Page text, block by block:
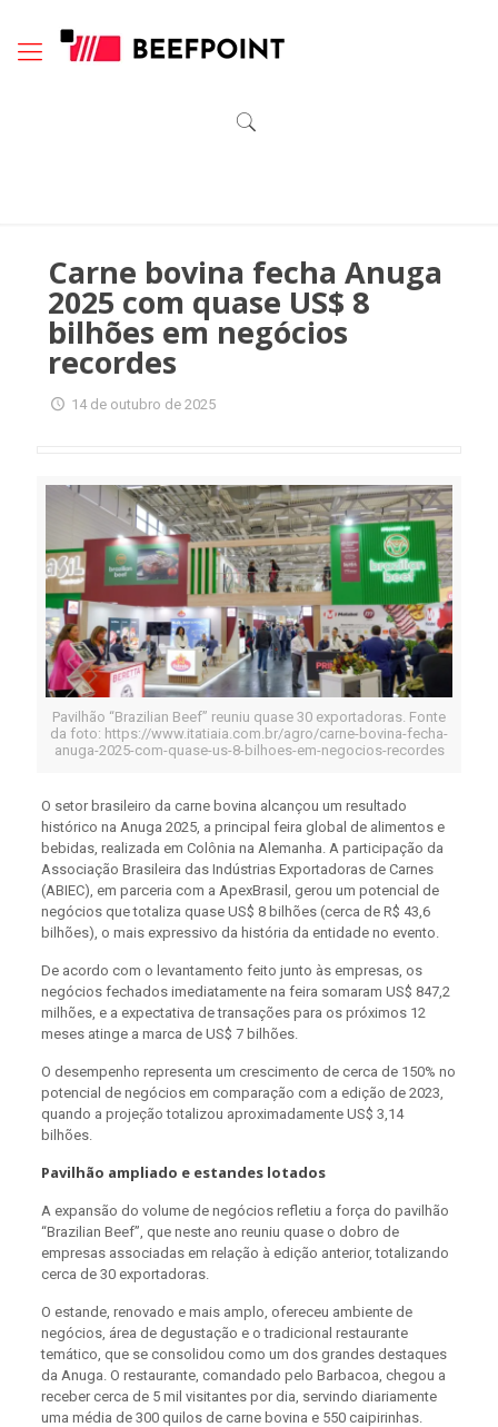
Carne bovina fecha Anuga
2025 com quase US$ 8
bilhões em negócios
recordes
14 de outubro de 2025
Pavilhão “Brazilian Beef” reuniu quase 30 exportadoras. Fonte
da foto: https://www.itatiaia.com.br/agro/carne-bovina-fecha-
anuga-2025-com-quase-us-8-bilhoes-em-negocios-recordes
O setor brasileiro da carne bovina alcançou um resultado
histórico na Anuga 2025, a principal feira global de alimentos e
bebidas, realizada em Colônia na Alemanha. A participação da
Associação Brasileira das Indústrias Exportadoras de Carnes
(ABIEC), em parceria com a ApexBrasil, gerou um potencial de
negócios que totaliza quase US$ 8 bilhões (cerca de R$ 43,6
bilhões), o mais expressivo da história da entidade no evento.
De acordo com o levantamento feito junto às empresas, os
negócios fechados imediatamente na feira somaram US$ 847,2
milhões, e a expectativa de transações para os próximos 12
meses atinge a marca de US$ 7 bilhões.
O desempenho representa um crescimento de cerca de 150% no
potencial de negócios em comparação com a edição de 2023,
quando a projeção totalizou aproximadamente US$ 3,14
bilhões.
Pavilhão ampliado e estandes lotados
A expansão do volume de negócios refletiu a força do pavilhão
“Brazilian Beef”, que neste ano reuniu quase o dobro de
empresas associadas em relação à edição anterior, totalizando
cerca de 30 exportadoras.
O estande, renovado e mais amplo, ofereceu ambiente de
negócios, área de degustação e o tradicional restaurante
temático, que se consolidou como um dos grandes destaques
da Anuga. O restaurante, comandado pelo Barbacoa, chegou a
receber cerca de 5 mil visitantes por dia, servindo diariamente
uma média de 300 quilos de carne bovina e 550 caipirinhas.